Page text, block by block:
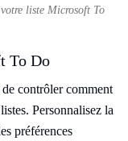
liste Microsoft To
To Do
contrôler comment
Personnalisez la
préférences